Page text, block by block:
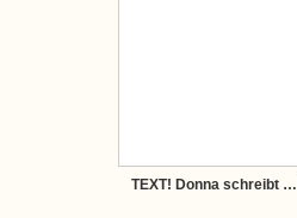
TEXT! Donna schreibt …